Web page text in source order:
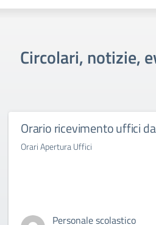
Circolari, notizie,
Orario ricevimento uffici
Orari Apertura Uffici
Personale scolastico